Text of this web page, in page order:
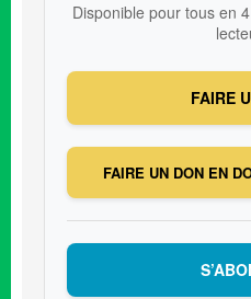
Disponible pour tous en
FAIRE
FAIRE UN DON EN